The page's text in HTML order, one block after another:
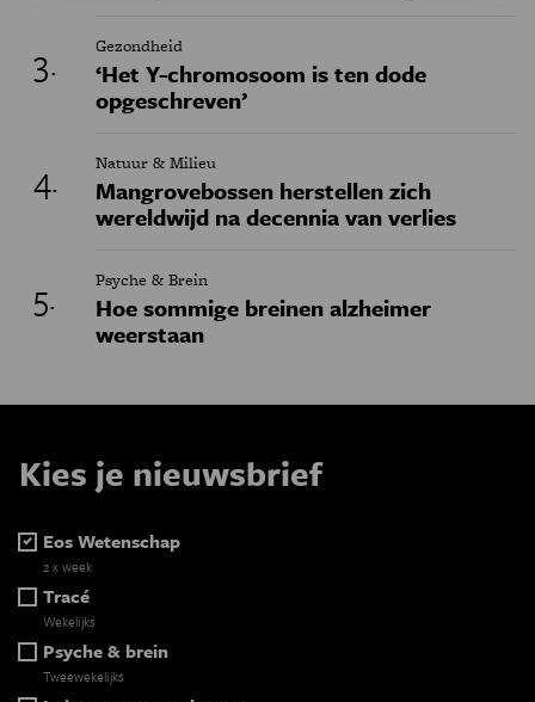
Gezondheid
‘Het Y-chromosoom is ten dode
opgeschreven’
Natuur & Milieu
Mangrovebossen herstellen zich
wereldwijd na decennia van verlies
Psyche & Brein
Hoe sommige breinen alzheimer
weerstaan
Kies je nieuwsbrief
Eos Wetenschap
2 x week
Tracé
Wekelijks
Psyche & brein
Tweewekelijks